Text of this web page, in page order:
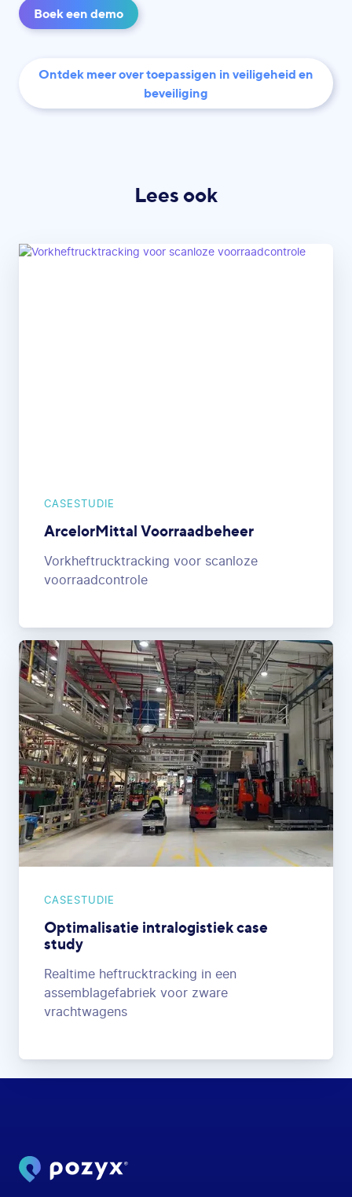
Boek een demo
Ontdek meer over toepassigen in veiligeheid en
beveiliging
Lees ook
CASESTUDIE
ArcelorMittal Voorraadbeheer
Vorkheftrucktracking voor scanloze
voorraadcontrole
CASESTUDIE
Optimalisatie intralogistiek case
study
Realtime heftrucktracking in een
assemblagefabriek voor zware
vrachtwagens